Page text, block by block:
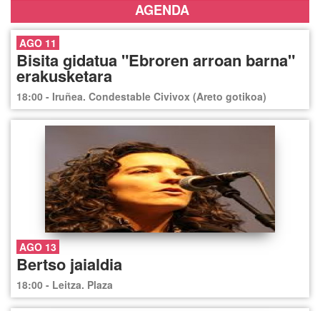
AGENDA
AGO 11
Bisita gidatua "Ebroren arroan barna"
erakusketara
18:00 - Iruñea. Condestable Civivox (Areto gotikoa)
AGO 13
Bertso jaialdia
18:00 - Leitza. Plaza